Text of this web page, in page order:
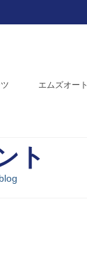
エムズオート
ト